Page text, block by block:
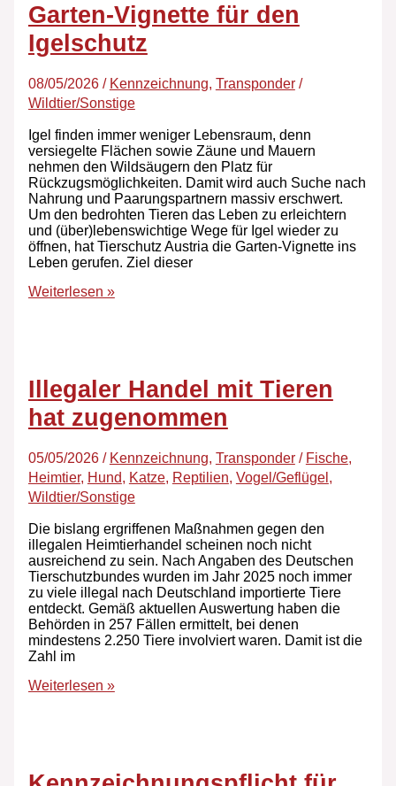
Garten-Vignette für den
Igelschutz
08/05/2026 / Kennzeichnung, Transponder/
Wildtier/Sonstige
Igel finden immer weniger Lebensraum, denn
versiegelte Flächen sowie Zäune und Mauern
nehmen den Wildsäugern den Platz für
Rückzugsmöglichkeiten. Damit wird auch Suche nach
Nahrung und Paarungspartnern massiv erschwert.
Um den bedrohten Tieren das Leben zu erleichtern
und (über)lebenswichtige Wege für Igel wieder zu
öffnen, hat Tierschutz Austria die Garten-Vignette ins
Leben gerufen. Ziel dieser
Weiterlesen »
Illegaler Handel mit Tieren
hat zugenommen
05/05/2026 / Kennzeichnung, Transponder/ Fische,
Heimtier, Hund, Katze, Reptilien, Vogel/Geflügel ,
Wildtier/Sonstige
Die bislang ergriffenen Maßnahmen gegen den
illegalen Heimtierhandel scheinen noch nicht
ausreichend zu sein. Nach Angaben des Deutschen
Tierschutzbundes wurden im Jahr 2025 noch immer
zu viele illegal nach Deutschland importierte Tiere
entdeckt. Gemäß aktuellen Auswertung haben die
Behörden in 257 Fällen ermittelt, bei denen
mindestens 2.250 Tiere involviert waren. Damit ist die
Zahl im
Weiterlesen »